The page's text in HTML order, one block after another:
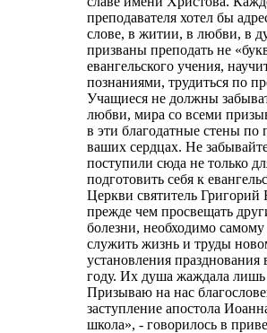
преподавателя хотел бы
слове, в житии, в любви, в
призваны преподать не
евангельского учения,
познаниями, трудиться по
Учащиеся не должны
любви, мира со всеми
в эти благодатные стены по
ваших сердцах. Не
поступили сюда не только
подготовить себя к
Церкви святитель Григорий
прежде чем просвещать
болезни, необходимо
служить жизнь и труды
установления
году. Их душа жаждала лишь
Призываю на нас
заступление апостола
школа», - говорилось в